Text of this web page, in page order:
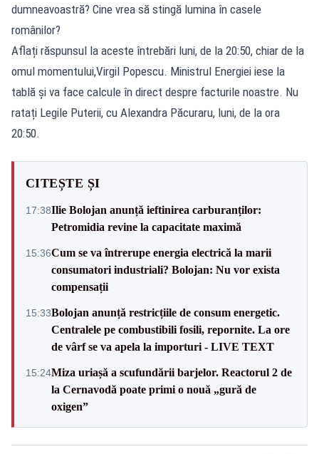
dumneavoastră? Cine vrea să stingă lumina în casele
românilor?
Aflați răspunsul la aceste întrebări luni, de la 20:50, chiar de la
omul momentului,Virgil Popescu. Ministrul Energiei iese la
tablă și va face calcule în direct despre facturile noastre. Nu
ratați Legile Puterii, cu Alexandra Păcuraru, luni, de la ora
20:50.
CITEȘTE ȘI
17:38Ilie Bolojan anunță ieftinirea carburanților:
Petromidia revine la capacitate maximă
15:36Cum se va întrerupe energia electrică la marii
consumatori industriali? Bolojan: Nu vor exista
compensații
15:33Bolojan anunță restricțiile de consum energetic.
Centralele pe combustibili fosili, repornite. La ore
de vârf se va apela la importuri - LIVE TEXT
15:24Miza uriașă a scufundării barjelor. Reactorul 2 de
la Cernavodă poate primi o nouă „gură de
oxigen”